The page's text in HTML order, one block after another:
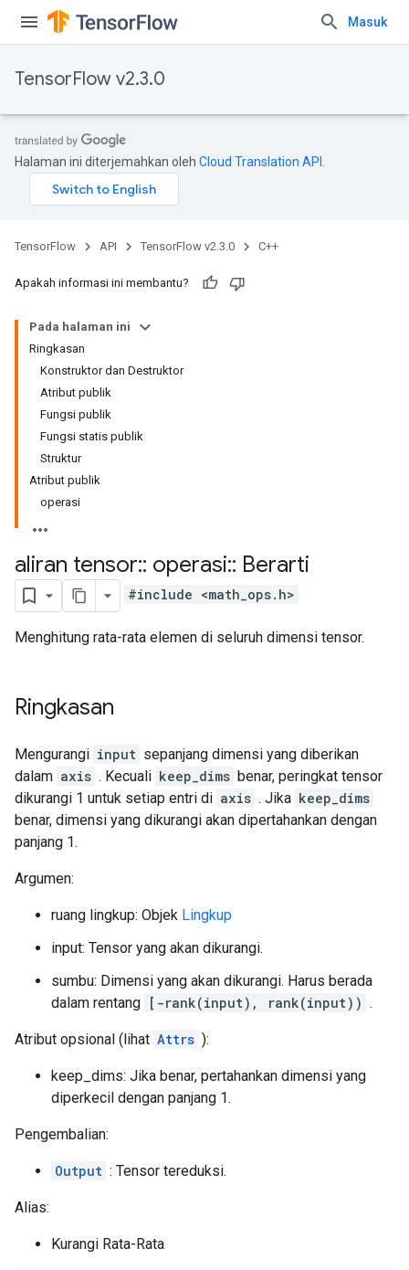
Masuk
TensorFlow v2.3.0
Halaman ini diterjemahkan oleh Cloud Translation API
TensorFlow API TensorFlow v2.3.0 C++
Apakah informasi ini membantu?
Pada halaman ini
Ringkasan
Konstruktor dan Destruktor
Atribut publik
Fungsi publik
Fungsi statis publik
Struktur
Atribut publik
operasi
aliran tensor:: operasi:: Berarti
#include <math_ops.h>
Menghitung rata-rata elemen di seluruh dimensi tensor.
Ringkasan
Mengurangi input sepanjang dimensi yang diberikan
dalam axis . Kecuali keep_dims benar, peringkat tensor
dikurangi 1 untuk setiap entri di axis . Jika keep_dims
benar, dimensi yang dikurangi akan dipertahankan dengan
panjang 1.
Argumen:
ruang lingkup: Objek Lingkup
input: Tensor yang akan dikurangi.
sumbu: Dimensi yang akan dikurangi. Harus berada
dalam rentang [-rank(input), rank(input)) .
Atribut opsional (lihat Attrs ):
keep_dims: Jika benar, pertahankan dimensi yang
diperkecil dengan panjang 1.
Pengembalian:
Output : Tensor tereduksi.
Alias:
Kurangi Rata-Rata